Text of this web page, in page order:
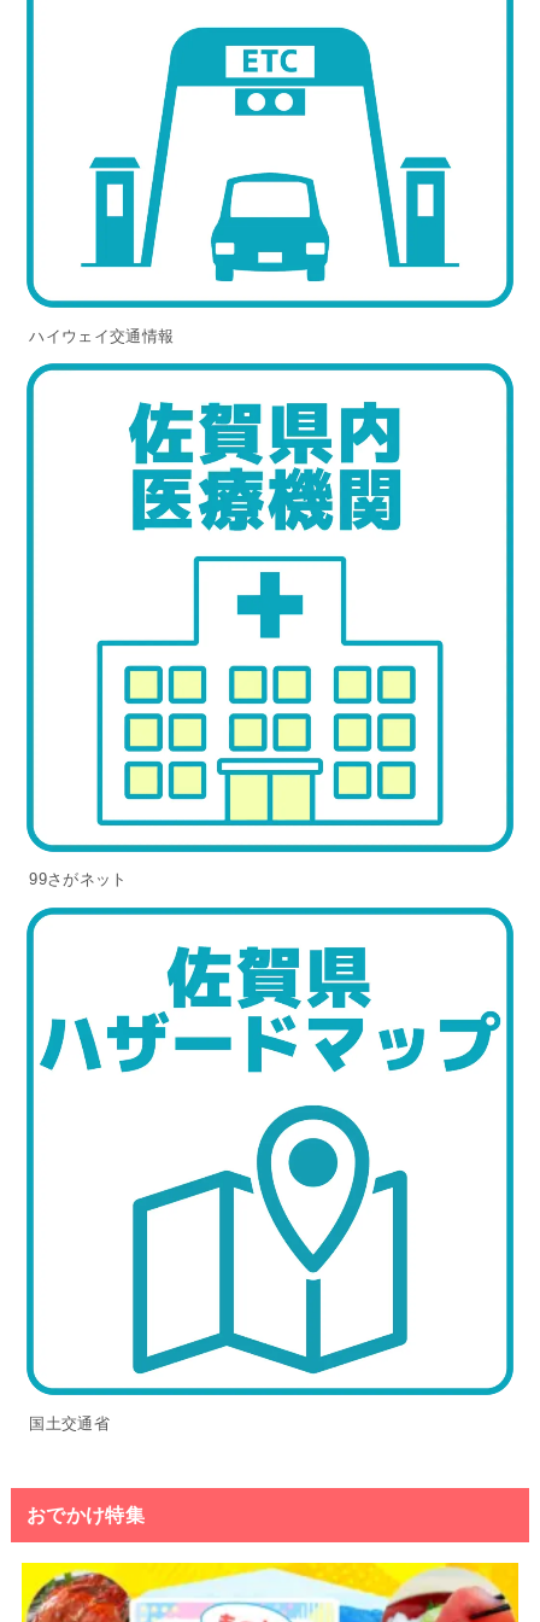
ハイウェイ交通情報
99さがネット
国土交通省
おでかけ特集